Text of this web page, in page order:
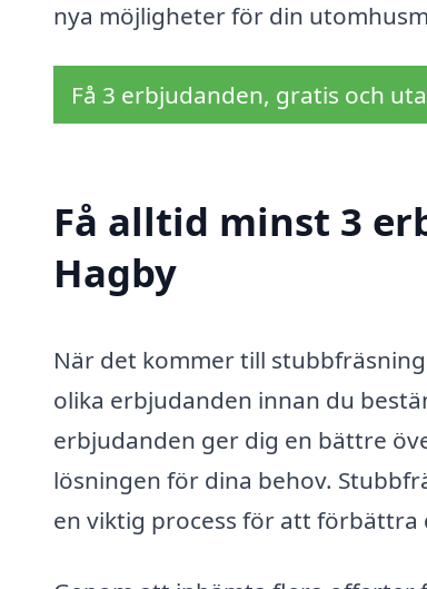
nya möjligheter för din
Få 3 erbjudanden, gratis och
Få alltid minst 3
Hagby
När det kommer till
olika erbjudanden innan du
erbjudanden ger dig en bättre
lösningen för dina behov.
en viktig process för att